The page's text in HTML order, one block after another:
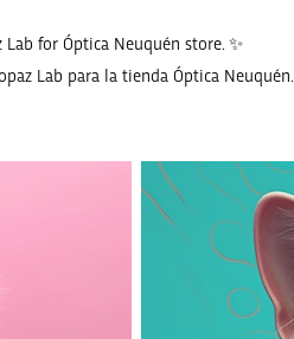
for Óptica Neuquén store. ✨
Lab para la tienda Óptica Neuquén.